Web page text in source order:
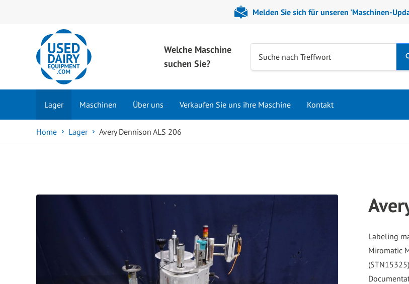
Melden Sie sich für unseren 'Maschinen-
Welche Maschine
suchen Sie?
Suche nach Treffwort
and
arrows
Lager Maschinen Über uns Verkaufen Sie uns ihre Maschine Kontakt
Home Lager Avery Dennison ALS 206
Labeling
Miromatic